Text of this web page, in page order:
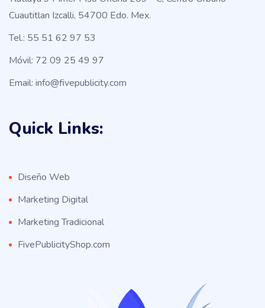
Cuautitlan Izcalli, 54700 Edo. Mex.
Tel.: 55 51 62 97 53
Móvil: 72 09 25 49 97
Email: info@fivepublicity.com
Quick Links:
Diseño Web
Marketing Digital
Marketing Tradicional
FivePublicityShop.com